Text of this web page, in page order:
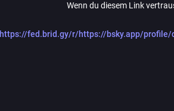
Wenn du diesem Link
https://fed.brid.gy/r/https://bsky.app/